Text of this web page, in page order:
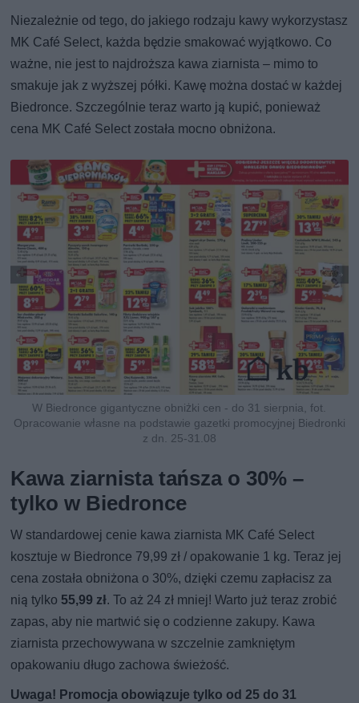
Niezależnie od tego, do jakiego rodzaju kawy wykorzystasz
MK Café Select, każda będzie smakować wyjątkowo. Co
ważne, nie jest to najdroższa kawa ziarnista – mimo to
smakuje jak z wyższej półki. Kawę można dostać w każdej
Biedronce. Szczególnie teraz warto ją kupić, ponieważ
cena MK Café Select została mocno obniżona.
W Biedronce gigantyczne obniżki cen - do 31 sierpnia, fot.
Opracowanie własne na podstawie gazetki promocyjnej Biedronki
z dn. 25-31.08
Kawa ziarnista tańsza o 30% –
tylko w Biedronce
W standardowej cenie kawa ziarnista MK Café Select
kosztuje w Biedronce 79,99 zł / opakowanie 1 kg. Teraz jej
cena została obniżona o 30%, dzięki czemu zapłacisz za
nią tylko 55,99 zł. To aż 24 zł mniej! Warto już teraz zrobić
zapas, aby nie martwić się o codzienne zakupy. Kawa
ziarnista przechowywana w szczelnie zamkniętym
opakowaniu długo zachowa świeżość.
Uwaga! Promocja obowiązuje tylko od 25 do 31